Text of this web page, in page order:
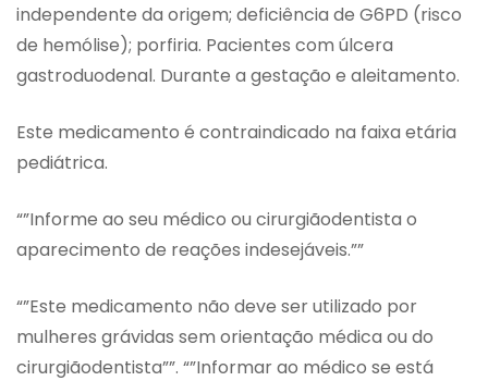
independente da origem; deficiência de G6PD (risco
de hemólise); porfiria. Pacientes com úlcera
gastroduodenal. Durante a gestação e aleitamento.
Este medicamento é contraindicado na faixa etária
pediátrica.
“”Informe ao seu médico ou cirurgiãodentista o
aparecimento de reações indesejáveis.””
“”Este medicamento não deve ser utilizado por
mulheres grávidas sem orientação médica ou do
cirurgiãodentista””. “”Informar ao médico se está